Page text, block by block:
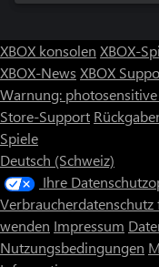
XBOX konsolen XBOX-
XBOX-News XBOX
Warnung:
Store-Support
Spiele
Deutsch (Schweiz)
Ihre
wenden Impressum
Nutzungsbedingungen